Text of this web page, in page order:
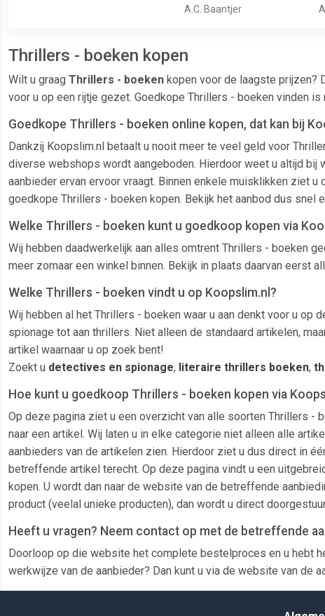
A.C. Baantjer
Thrillers - boeken kopen
Wilt u graag Thrillers - boeken kopen voor de laagste prijzen?
voor u op een rijtje gezet. Goedkope Thrillers - boeken vinden
Goedkope Thrillers - boeken online kopen, dat kan bij
Dankzij Koopslim.nl betaalt u nooit meer te veel geld voor
diverse webshops wordt aangeboden. Hierdoor weet u altijd
aanbieder ervan ervoor vraagt. Binnen enkele muisklikken ziet
goedkope Thrillers - boeken kopen. Bekijk het aanbod dus snel
Welke Thrillers - boeken kunt u goedkoop kopen via
Wij hebben daadwerkelijk aan alles omtrent Thrillers - boeken
meer zomaar een winkel binnen. Bekijk in plaats daarvan eerst
Welke Thrillers - boeken vindt u op Koopslim.nl?
Wij hebben al het Thrillers - boeken waar u aan denkt voor u
spionage tot aan thrillers. Niet alleen de standaard artikelen,
artikel waarnaar u op zoek bent!
Zoekt u detectives en spionage, literaire thrillers boeken,
Hoe kunt u goedkoop Thrillers - boeken kopen via
Op deze pagina ziet u een overzicht van alle soorten Thrillers -
naar een artikel. Wij laten u in elke categorie niet alleen alle
aanbieders van de artikelen zien. Hierdoor ziet u dus direct in
betreffende artikel terecht. Op deze pagina vindt u een
kopen. U wordt dan naar de website van de betreffende
product (veelal unieke producten), dan wordt u direct
Heeft u vragen? Neem contact op met de betreffende
Doorloop op die website het complete bestelproces en u hebt
werkwijze van de aanbieder? Dan kunt u via de website van de